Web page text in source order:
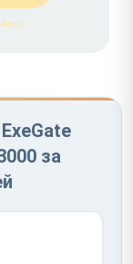
за